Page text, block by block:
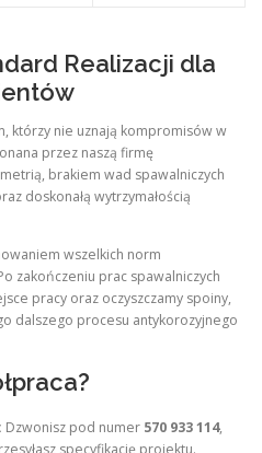
Realizacji dla
którzy nie uznają kompromisów w
przez naszą firmę
brakiem wad spawalniczych
doskonałą wytrzymałością
wszelkich norm
zakończeniu prac spawalniczych
pracy oraz oczyszczamy spoiny,
dalszego procesu antykorozyjnego
Dzwonisz pod numer 570 933 114,
specyfikację projektu.